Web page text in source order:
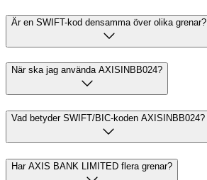
Är en SWIFT-kod densamma över olika grenar?
När ska jag använda AXISINBB024?
Vad betyder SWIFT/BIC-koden AXISINBB024?
Har AXIS BANK LIMITED flera grenar?